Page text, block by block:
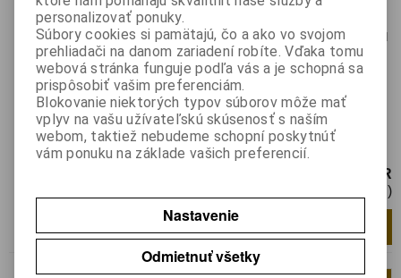
Záruka (mesiacov):
Termín dodania(prac.dni)-platí pre sklad
LIESKOVEC skladom
Hmotnosť:0,000546 kg
Hmotnosť balenia:
LED výkonová; biela teplá; EMITER; 5W;
3000K; 300lm; 140°; 1400mA
OSM5X2E5D1E
2,45 EUR
2 EUR (Cena bez DPH)
ks
personalizovať ponuky.
Súbory cookies si pamätajú, čo a ako vo svojom
prehliadači na danom zariadení robíte. Vďaka tomu
webová stránka funguje podľa vás a je schopná sa
prispôsobiť vašim preferenciám.
Blokovanie niektorých typov súborov môže mať
vplyv na vašu užívateľskú skúsenosť s naším
webom, taktiež nebudeme schopní poskytnúť
vám ponuku na základe vašich preferencií.
Nastavenie
Odmietnuť všetky